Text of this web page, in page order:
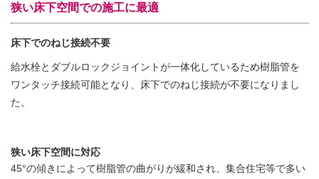
狭い床下空間での施工に最適
床下でのねじ接続不要
給水栓とダブルロックジョイントが一体化しているため樹脂管を
ワンタッチ接続可能となり、床下でのねじ接続が不要になりまし
た。
狭い床下空間に対応
45°の傾きによって樹脂管の曲がりが緩和され、集合住宅等で多い